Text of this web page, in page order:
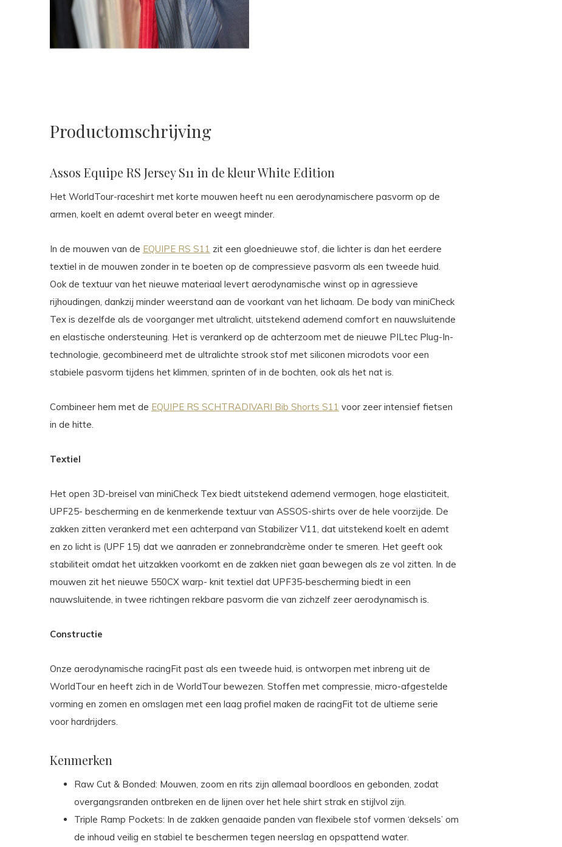
Productomschrijving
Assos Equipe RS Jersey S11 in de kleur White Edition
Het WorldTour-raceshirt met korte mouwen heeft nu een aerodynamischere pasvorm op de
armen, koelt en ademt overal beter en weegt minder.
In de mouwen van de EQUIPE RS S11 zit een gloednieuwe stof, die lichter is dan het eerdere
textiel in de mouwen zonder in te boeten op de compressieve pasvorm als een tweede huid.
Ook de textuur van het nieuwe materiaal levert aerodynamische winst op in agressieve
rijhoudingen, dankzij minder weerstand aan de voorkant van het lichaam. De body van miniCheck
Tex is dezelfde als de voorganger met ultralicht, uitstekend ademend comfort en nauwsluitende
en elastische ondersteuning. Het is verankerd op de achterzoom met de nieuwe PILtec Plug-In-
technologie, gecombineerd met de ultralichte strook stof met siliconen microdots voor een
stabiele pasvorm tijdens het klimmen, sprinten of in de bochten, ook als het nat is.
Combineer hem met de EQUIPE RS SCHTRADIVARI Bib Shorts S11 voor zeer intensief fietsen
in de hitte.
Textiel
Het open 3D-breisel van miniCheck Tex biedt uitstekend ademend vermogen, hoge elasticiteit,
UPF25- bescherming en de kenmerkende textuur van ASSOS-shirts over de hele voorzijde. De
zakken zitten verankerd met een achterpand van Stabilizer V11, dat uitstekend koelt en ademt
en zo licht is (UPF 15) dat we aanraden er zonnebrandcrème onder te smeren. Het geeft ook
stabiliteit omdat het uitzakken voorkomt en de zakken niet gaan bewegen als ze vol zitten. In de
mouwen zit het nieuwe 550CX warp- knit textiel dat UPF35-bescherming biedt in een
nauwsluitende, in twee richtingen rekbare pasvorm die van zichzelf zeer aerodynamisch is.
Constructie
Onze aerodynamische racingFit past als een tweede huid, is ontworpen met inbreng uit de
WorldTour en heeft zich in de WorldTour bewezen. Stoffen met compressie, micro-afgestelde
vorming en zomen en omslagen met een laag profiel maken de racingFit tot de ultieme serie
voor hardrijders.
Kenmerken
Raw Cut & Bonded: Mouwen, zoom en rits zijn allemaal boordloos en gebonden, zodat
overgangsranden ontbreken en de lijnen over het hele shirt strak en stijlvol zijn.
Triple Ramp Pockets: In de zakken genaaide panden van flexibele stof vormen ‘deksels’ om
de inhoud veilig en stabiel te beschermen tegen neerslag en opspattend water.